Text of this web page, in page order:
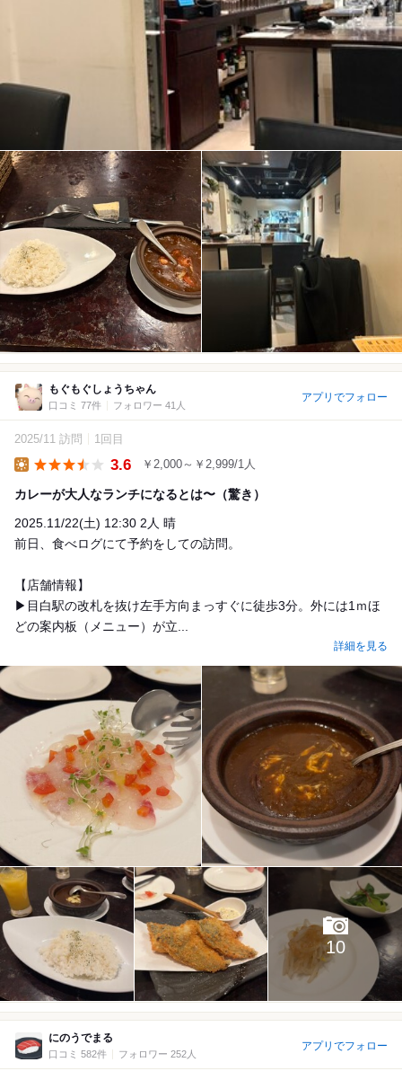
もぐもぐしょうちゃん
口コミ 77件 フォロワー 41人
アプリでフォロー
2025/11 訪問 1回目
3.6 ￥2,000～￥2,999/1人
カレーが大人なランチになるとは〜（驚き）
2025.11/22(土) 12:30 2人 晴
前日、食べログにて予約をしての訪問。
【店舗情報】
▶︎目白駅の改札を抜け左手方向まっすぐに徒歩3分。外には1ｍほ
どの案内板（メニュー）が立...
詳細を見る
10
にのうでまる
口コミ 582件 フォロワー 252人
アプリでフォロー